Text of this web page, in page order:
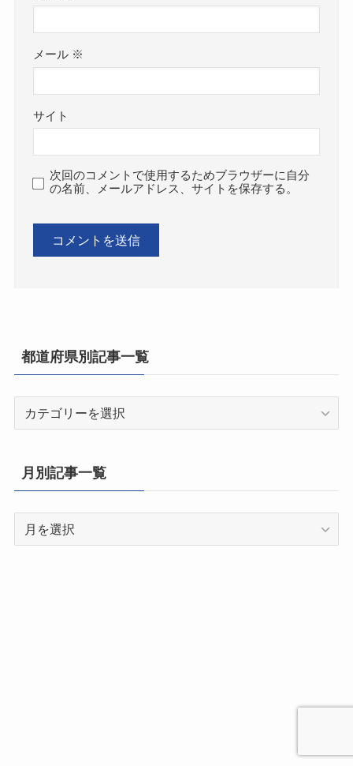
メール ※
サイト
次回のコメントで使用するためブラウザーに自分
の名前、メールアドレス、サイトを保存する。
都道府県別記事一覧
県
別
一
月別記事一覧